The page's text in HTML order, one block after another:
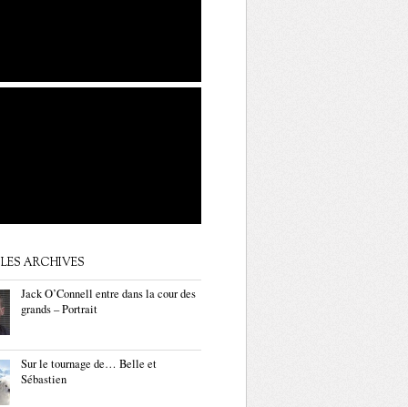
ARCHIVES
Jack O’Connell entre dans la cour des
grands – Portrait
Sur le tournage de… Belle et
Sébastien